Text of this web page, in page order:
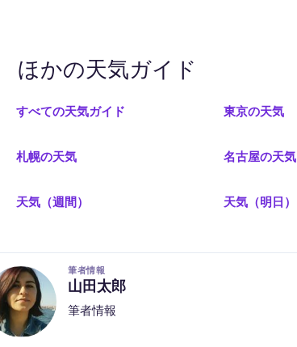
ほかの天気ガイド
すべての天気ガイド 東京の天気
札幌の天気 名古屋の天気
天気（週間） 天気（明日）
筆者情報
山田太郎
筆者情報